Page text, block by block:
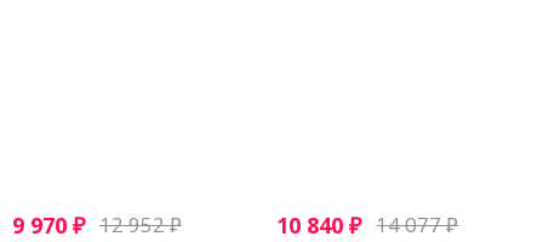
9 970 ₽ 12 952₽ 10 840₽ 14 077₽